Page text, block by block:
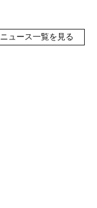
ニュース一覧を見る